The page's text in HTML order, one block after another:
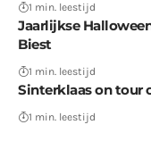
1 min. leestijd
Jaarlijkse
Biest
1 min. leestijd
Sinterklaas on tour
1 min. leestijd